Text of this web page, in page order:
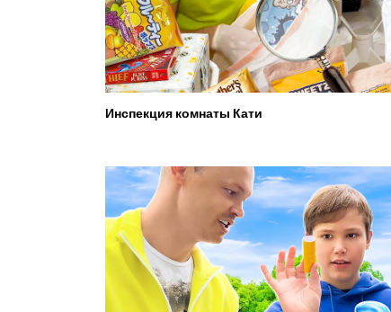
Инспекция комнаты Кати